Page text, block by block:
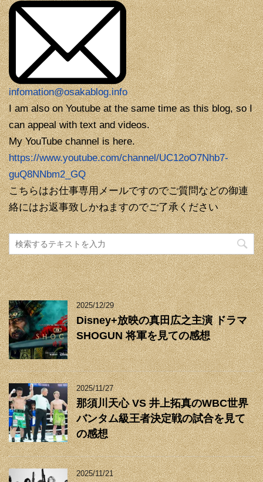
infomation@osakablog.info
I am also on Youtube at the same time as this blog, so I
can appeal with text and videos.
My YouTube channel is here.
https://www.youtube.com/channel/UC12oO7Nhb7-
guQ8NNbm2_GQ
こちらはお仕事専用メールですのでご質問などの御連
絡にはお返事致しかねますのでご了承ください
2025/12/29
Disney+放映の真田広之主演 ドラマ
SHOGUN 将軍を見ての感想
2025/11/27
那須川天心 VS 井上拓真のWBC世界
バンタム級王者決定戦の試合を見て
の感想
2025/11/21